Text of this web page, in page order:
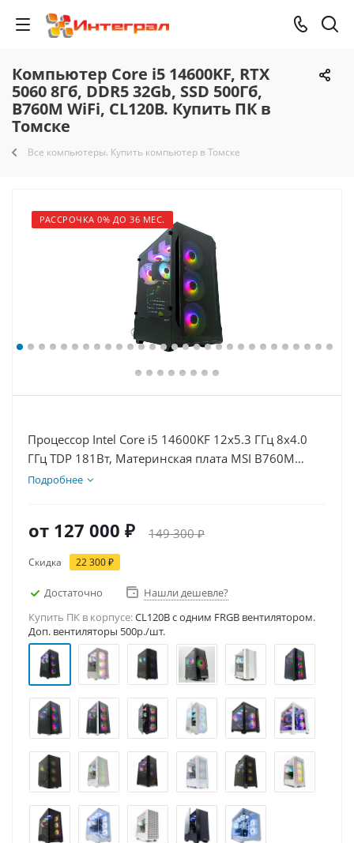
Компьютер Core i5 14600KF, RTX
5060 8Гб, DDR5 32Gb, SSD 500Гб,
B760M WiFi, CL120B. Купить ПК в
Томске
Все компьютеры. Купить компьютер в Томске
РАССРОЧКА 0% ДО 36 МЕС.
Процессор Intel Core i5 14600KF 12x5.3 ГГц 8x4.0
ГГц TDP 181Вт, Материнская плата MSI B760M
BOMBER WIFI D5, Видеокарта RTX 5060 8Гб, Память
Подробнее
от 127 000 ₽ 149 300 ₽
Скидка 22 300 ₽
Достаточно
Нашли дешевле?
Купить ПК в корпусе:CL120B c одним FRGB вентилятором.
Доп. вентиляторы 500р./шт.